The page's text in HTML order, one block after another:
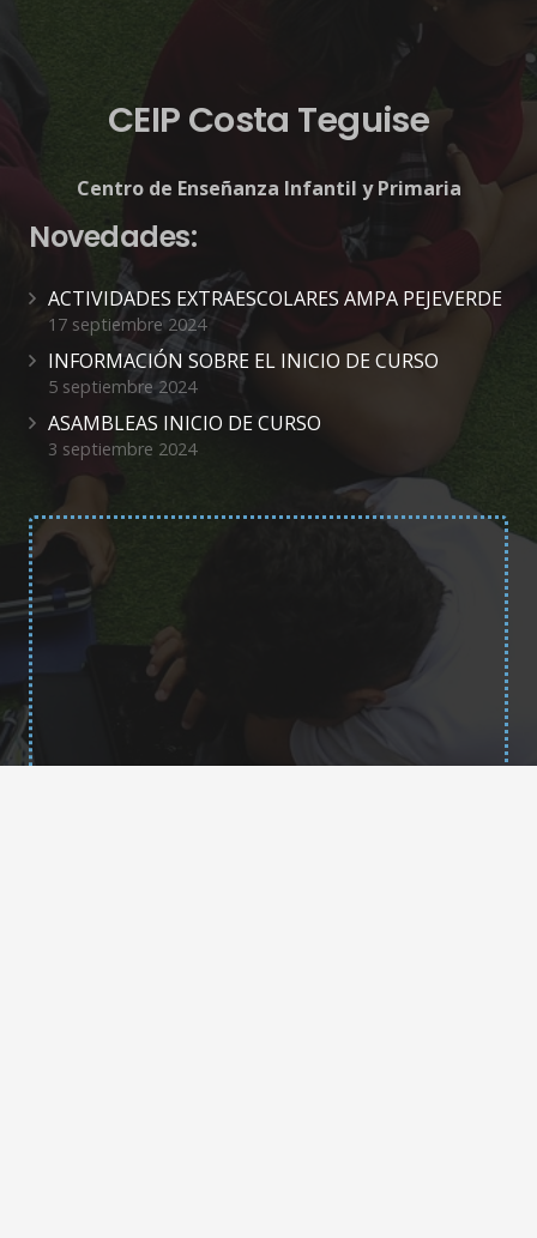
CEIP Costa Teguise
Centro de Enseñanza Infantil y Primaria
Novedades:
ACTIVIDADES EXTRAESCOLARES AMPA PEJEVERDE
17 septiembre 2024
INFORMACIÓN SOBRE EL INICIO DE CURSO
5 septiembre 2024
ASAMBLEAS INICIO DE CURSO
3 septiembre 2024